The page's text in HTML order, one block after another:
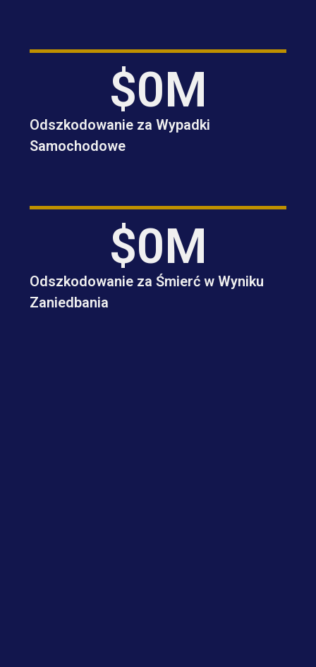
Odszkodowanie za Wypadki
Samochodowe
$0M
Odszkodowanie za Śmierć w Wyniku
Zaniedbania
$0M